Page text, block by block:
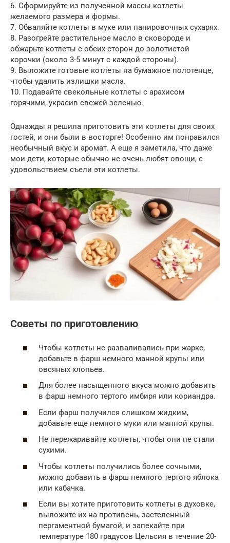
6. Сформируйте из полученной массы котлеты
желаемого размера и формы.
7. Обваляйте котлеты в муке или панировочных сухарях.
8. Разогрейте растительное масло в сковороде и
обжарьте котлеты с обеих сторон до золотистой
корочки (около 3-5 минут с каждой стороны).
9. Выложите готовые котлеты на бумажное полотенце,
чтобы удалить излишки масла.
10. Подавайте свекольные котлеты с арахисом
горячими, украсив свежей зеленью.
Однажды я решила приготовить эти котлеты для своих
гостей, и они были в восторге! Особенно им понравился
необычный вкус и аромат. А еще я заметила, что даже
мои дети, которые обычно не очень любят овощи, с
удовольствием съели эти котлеты.
Советы по приготовлению
Чтобы котлеты не разваливались при жарке,
добавьте в фарш немного манной крупы или
овсяных хлопьев.
Для более насыщенного вкуса можно добавить
в фарш немного тертого имбиря или кориандра.
Если фарш получился слишком жидким,
добавьте еще немного муки или манной крупы.
Не пережаривайте котлеты, чтобы они не стали
сухими.
Чтобы котлеты получились более сочными,
можно добавить в фарш немного тертого яблока
или кабачка.
Если вы хотите приготовить котлеты в духовке,
выложите их на противень, застеленный
пергаментной бумагой, и запекайте при
температуре 180 градусов Цельсия в течение 20-